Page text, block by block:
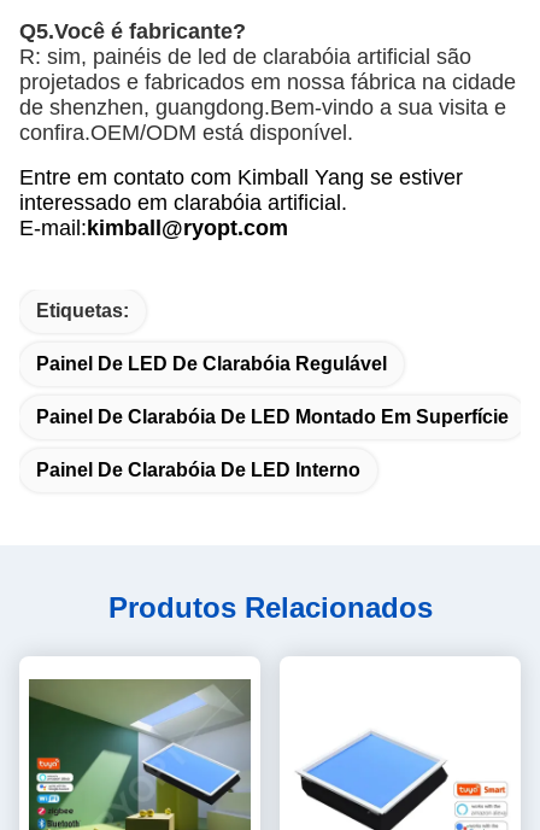
Q5.Você é fabricante?
R: sim, painéis de led de clarabóia artificial são
projetados e fabricados em nossa fábrica na cidade
de shenzhen, guangdong.Bem-vindo a sua visita e
confira.OEM/ODM está disponível.
Entre em contato com Kimball Yang se estiver
interessado em clarabóia artificial.
E-mail:kimball@ryopt.com
Etiquetas:
Painel De LED De Clarabóia Regulável
Painel De Clarabóia De LED Montado Em Superfície
Painel De Clarabóia De LED Interno
Produtos Relacionados